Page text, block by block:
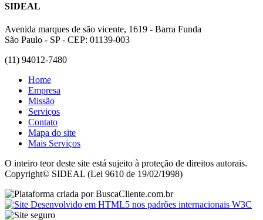
SIDEAL
Avenida marques de são vicente, 1619 - Barra Funda
São Paulo - SP - CEP: 01139-003
(11) 94012-7480
Home
Empresa
Missão
Serviços
Contato
Mapa do site
Mais Serviços
O inteiro teor deste site está sujeito à proteção de direitos autorais.
Copyright© SIDEAL (Lei 9610 de 19/02/1998)